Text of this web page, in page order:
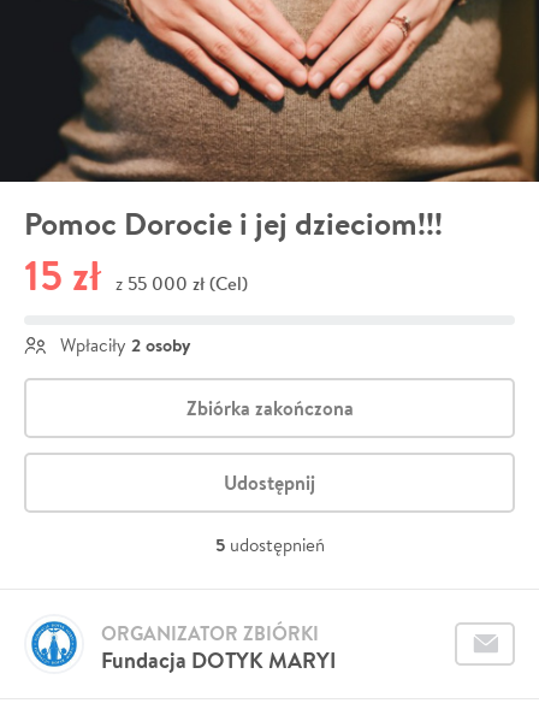
Pomoc Dorocie i jej dzieciom!!!
15 zł z 55 000 zł (Cel)
Wpłaciły 2 osoby
Zbiórka zakończona
Udostępnij
5 udostępnień
Fundacja DOTYK MARYI
ORGANIZATOR ZBIÓRKI